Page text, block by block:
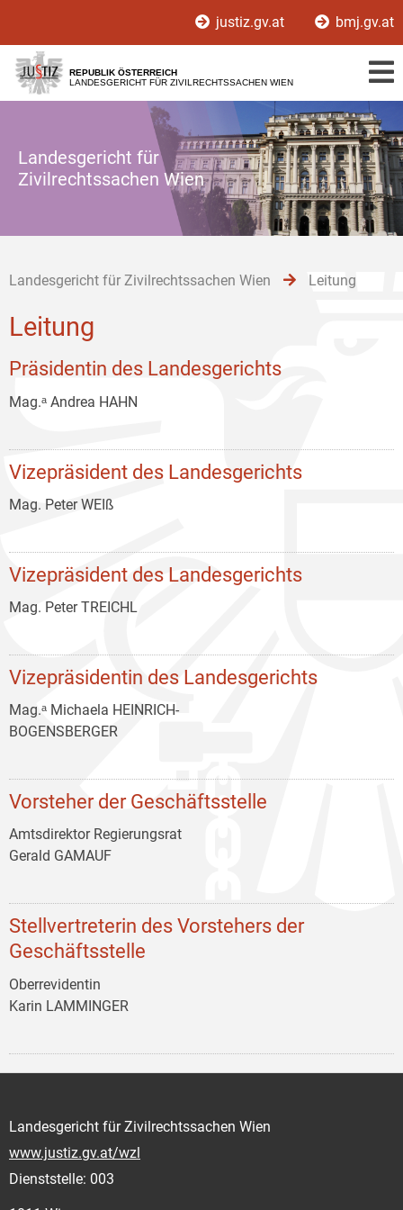
[1]
[2]
[3]
justiz.gv.at bmj.gv.at
REPUBLIK ÖSTERREICH
LANDESGERICHT FÜR ZIVILRECHTSSACHEN WIEN
Landesgericht für
Zivilrechtssachen Wien
Landesgericht für Zivilrechtssachen Wien Leitung
Leitung
Präsidentin des Landesgerichts
Mag.ᵃ Andrea HAHN
Vizepräsident des Landesgerichts
Mag. Peter WEIß
Vizepräsident des Landesgerichts
Mag. Peter TREICHL
Vizepräsidentin des Landesgerichts
Mag.ᵃ Michaela HEINRICH-
BOGENSBERGER
Vorsteher der Geschäftsstelle
Amtsdirektor Regierungsrat
Gerald GAMAUF
Stellvertreterin des Vorstehers der
Geschäftsstelle
Oberrevidentin
Karin LAMMINGER
Landesgericht für Zivilrechtssachen Wien
www.justiz.gv.at/wzl
Dienststelle: 003